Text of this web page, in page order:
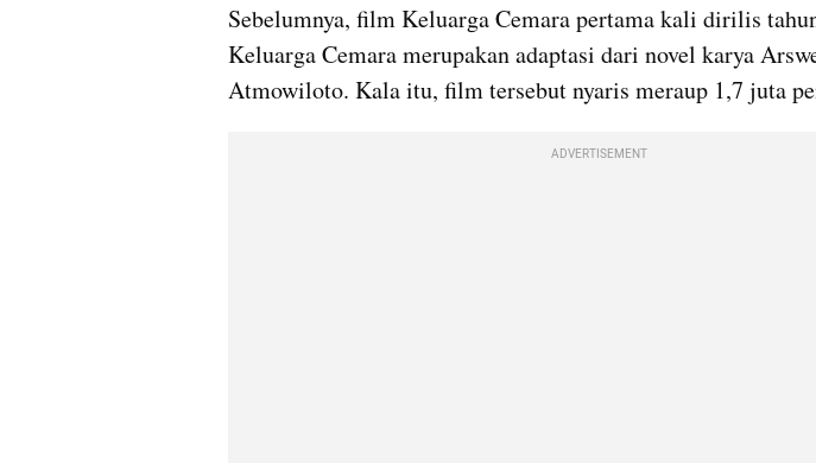
Sebelumnya, film Keluarga Cemara pertama kali dirilis
Keluarga Cemara merupakan adaptasi dari novel karya
Atmowiloto. Kala itu, film tersebut nyaris meraup 1,7 juta
ADVERTISEMENT